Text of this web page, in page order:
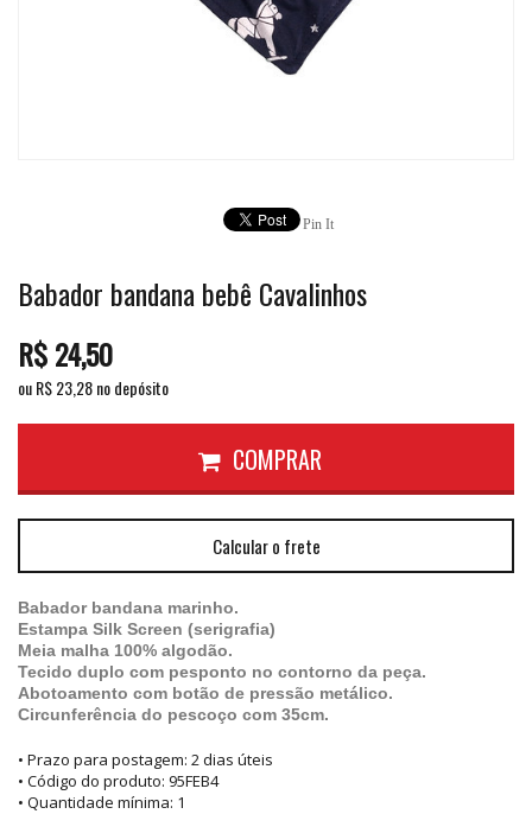
Pin It
Babador bandana bebê Cavalinhos
R$24,50
ou R$23,28no depósito
COMPRAR
Calcular o frete
Babador bandana marinho.
Estampa Silk Screen (serigrafia)
Meia malha 100% algodão.
Tecido duplo com pesponto no contorno da peça.
Abotoamento com botão de pressão metálico.
Circunferência do pescoço com 35cm.
• Prazo para postagem: 2 dias úteis
• Código do produto: 95FEB4
• Quantidade mínima: 1